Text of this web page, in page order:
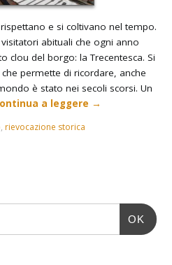
e si coltivano nel tempo.
abituali che ogni anno
clou del borgo: la Trecentesca. Si
permette di ricordare, anche
è stato nei secoli scorsi. Un
a leggere →
, rievocazione storica
OK